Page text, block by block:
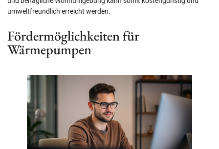
umweltfreundlich erreicht werden.
Fördermöglichkeiten für
Wärmepumpen